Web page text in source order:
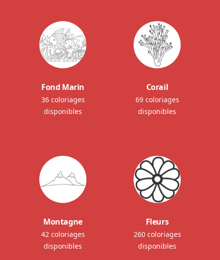
Fond Marin
36 coloriages
disponibles
Corail
69 coloriages
disponibles
Montagne
42 coloriages
disponibles
Fleurs
260 coloriages
disponibles